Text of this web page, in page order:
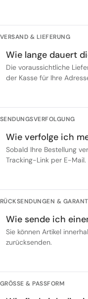
VERSAND & LIEFERUNG
Wie lange dauert
Die voraussichtliche
der Kasse für Ihre
SENDUNGSVERFOLGUNG
Wie verfolge ich
Sobald Ihre Bestellung
Tracking-Link per E-Mail.
RÜCKSENDUNGEN &
Wie sende ich
Sie können Artikel
zurücksenden.
GRÖSSE & PASSFORM